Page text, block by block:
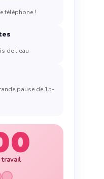
téléphone !
de l'eau
pause de 15-
travail